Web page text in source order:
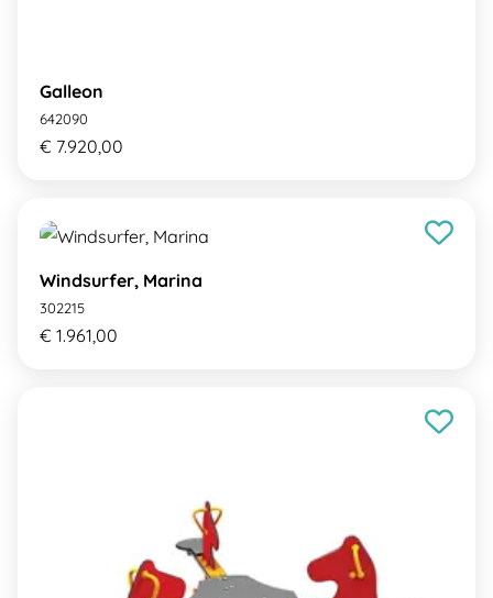
Galleon
642090
€ 7.920,00
Windsurfer, Marina
302215
€ 1.961,00